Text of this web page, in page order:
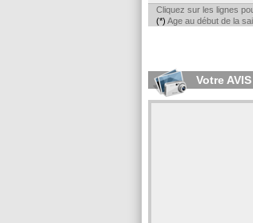
Cliquez sur les lignes
(*) Age au début de la
Votre